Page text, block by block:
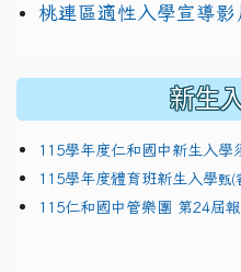
link to https://
桃連區適性入學宣導影
新生
115學年度仁和國中新生入學
115學年度體育班新生入學甄(
115仁和國中管樂團 第24屆